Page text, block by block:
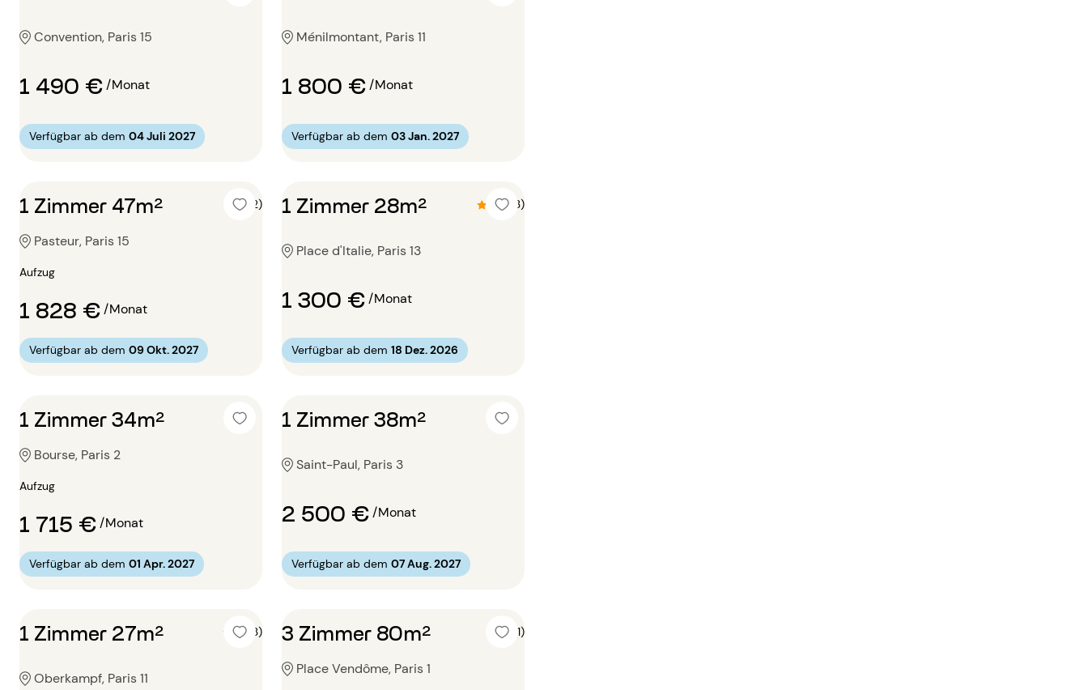
Convention, Paris 15
1 490 €/Monat
Verfügbar ab dem 04 Juli 2027
Ménilmontant, Paris 11
1 800 €/Monat
Verfügbar ab dem 03 Jan. 2027
1 Zimmer 47m² 4 (2)
Pasteur, Paris 15
Aufzug
1 828 €/Monat
Verfügbar ab dem 09 Okt. 2027
1 Zimmer 28m² 4.3 (3)
Place d'Italie, Paris 13
1 300 €/Monat
Verfügbar ab dem 18 Dez. 2026
1 Zimmer 34m²
Bourse, Paris 2
Aufzug
1 715 €/Monat
Verfügbar ab dem 01 Apr. 2027
1 Zimmer 38m²
Saint-Paul, Paris 3
2 500 €/Monat
Verfügbar ab dem 07 Aug. 2027
1 Zimmer 27m² 5 (3)
Oberkampf, Paris 11
3 Zimmer 80m² 5 (1)
Place Vendôme, Paris 1